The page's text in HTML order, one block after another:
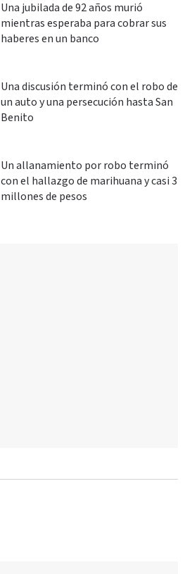
Una jubilada de 92 años murió
mientras esperaba para cobrar sus
haberes en un banco
Una discusión terminó con el robo de
un auto y una persecución hasta San
Benito
Un allanamiento por robo terminó
con el hallazgo de marihuana y casi 3
millones de pesos